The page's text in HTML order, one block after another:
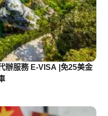
辦服務 E-VISA |免25美金